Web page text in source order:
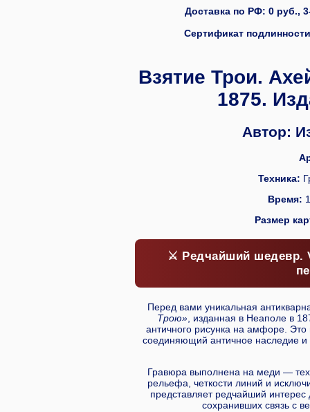
Доставка по РФ: 0 руб.,
Сертификат
Взятие Трои.
1875.
Автор:
Техника:
Время:
Размер
⚔️ Редчайший шедевр.
Перед вами уникальная
Трою», изданная в Неаполе в
античного рисунка на амфоре.
соединяющий античное наследие и
Гравюра выполнена на меди —
рельефа, четкости линий и
представляет редчайший
сохранивших связь с